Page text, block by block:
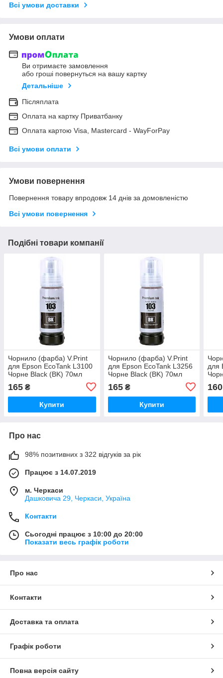
Всі умови доставки
Умови оплати
Ви отримаєте замовлення
або гроші повернуться на вашу картку
Детальніше
Післяплата
Оплата на картку Приватбанку
Оплата картою Visa, Mastercard - WayForPay
Всі умови оплати
Умови повернення
Повернення товару впродовж 14 днів за домовленістю
Всі умови повернення
Подібні товари компанії
Чорнило (фарба) V.Print
для Epson EcoTank L3100
Чорне Black (BK) 70мл
165 ₴
Купити
Чорнило (фарба) V.Print
для Epson EcoTank L3256
Чорне Black (BK) 70мл
165₴
Купити
для
160
Про нас
98% позитивних з 322 відгуків за рік
Працює з 14.07.2019
м. Черкаси
Дашковича 29, Черкаси, Україна
Контакти
Сьогодні працює з 10:00 до 20:00
Показати весь графік роботи
Про нас
Контакти
Доставка та оплата
Графік роботи
Повна версія сайту